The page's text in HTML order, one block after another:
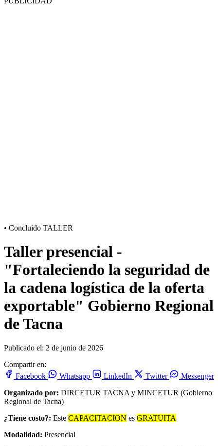
• Concluido TALLER
Taller presencial -
"Fortaleciendo la seguridad de
la cadena logística de la oferta
exportable" Gobierno Regional
de Tacna
Publicado el: 2 de junio de 2026
Compartir en:
Facebook
Whatsapp LinkedIn Twitter
Messenger
Organizado por: DIRCETUR TACNA y MINCETUR (Gobierno
Regional de Tacna)
¿Tiene costo?: Este CAPACITACION es GRATUITA
Modalidad: Presencial